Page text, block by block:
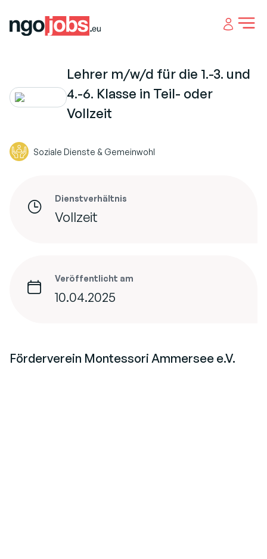
Open
Lehrer m/w/d für die 1.-3. und
4.-6. Klasse in Teil- oder
Vollzeit
Soziale Dienste & Gemeinwohl
Dienstverhältnis
Vollzeit
Veröffentlicht am
10.04.2025
Förderverein Montessori Ammersee e.V.